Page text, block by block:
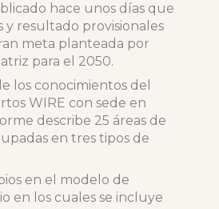
hace unos días que
y resultado provisionales
meta planteada por
para el 2050.
los conocimientos del
WIRE con sede en
describe 25 áreas de
en tres tipos de
en el modelo de
en los cuales se incluye